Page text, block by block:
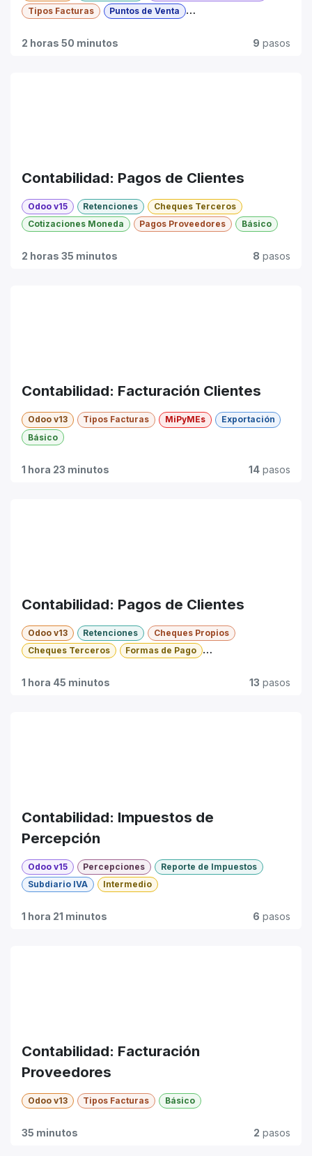
Tipos Facturas
Puntos de Venta
2 horas 50 minutos 9 pasos
Contabilidad: Pagos de Clientes
Odoo v15 Retenciones
Cheques Terceros
Cotizaciones Moneda
Pagos Proveedores Básico
2 horas 35 minutos 8 pasos
Contabilidad: Facturación Clientes
Odoo v13 Tipos Facturas MiPyMEs
Exportación
Básico
1 hora 23 minutos 14 pasos
Contabilidad: Pagos de Clientes
Odoo v13 Retenciones
Cheques Propios
Cheques Terceros
Formas de Pago
1 hora 45 minutos 13 pasos
Contabilidad: Impuestos de
Percepción
Odoo v15 Percepciones
Reporte de Impuestos
Subdiario IVA
Intermedio
1 hora 21 minutos 6 pasos
Contabilidad: Facturación
Proveedores
Odoo v13 Tipos Facturas Básico
35 minutos 2 pasos